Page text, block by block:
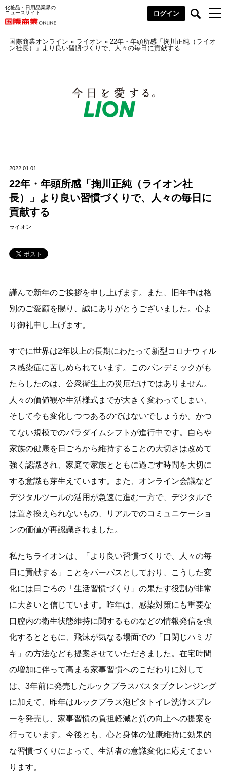
化粧品・日用品業界の
ニュースサイト
ログイン
国際商業オンライン » ライオン » 22年・年頭所感「掬川正純（ライオ
ン社長）」より良い習慣づくりで、人々の毎日に貢献する
2022.01.01
22年・年頭所感「掬川正純（ライオン社
長）」より良い習慣づくりで、人々の毎日に
貢献する
ライオン
謹んで新年のご挨拶を申し上げます。また、旧年中は格
別のご愛顧を賜り、誠にありがとうございました。心よ
り御礼申し上げます。
すでに世界は2年以上の長期にわたって新型コロナウィル
ス感染症に苦しめられています。このパンデミックがも
たらしたのは、公衆衛生上の災厄だけではありません。
人々の価値観や生活様式までが大きく変わってしまい、
そして今も変化しつつあるのではないでしょうか。かつ
てない規模でのパラダイムシフトが進行中です。自らや
家族の健康を日ごろから維持することの大切さは改めて
強く認識され、家庭で家族とともに過ごす時間を大切に
する意識も芽生えています。また、オンライン会議など
デジタルツールの活用が急速に進む一方で、デジタルで
は置き換えられないもの、リアルでのコミュニケーショ
ンの価値が再認識されました。
私たちライオンは、「より良い習慣づくりで、人々の毎
日に貢献する」ことをパーパスとしており、こうした変
化には日ごろの「生活習慣づくり」の果たす役割が非常
に大きいと信じています。昨年は、感染対策にも重要な
口腔内の衛生状態維持に関するものなどの情報発信を強
化するとともに、飛沫が気なる場面での「口閉じハミガ
キ」の方法なども提案させていただきました。在宅時間
の増加に伴って高まる家事習慣へのこだわりに対して
は、3年前に発売したルックプラスバスタブクレンジング
に加えて、昨年はルックプラス泡ピタトイレ洗浄スプレ
ーを発売し、家事習慣の負担軽減と質の向上への提案を
行っています。今後とも、心と身体の健康維持に効果的
な習慣づくりによって、生活者の意識変化に応えてまい
ります。